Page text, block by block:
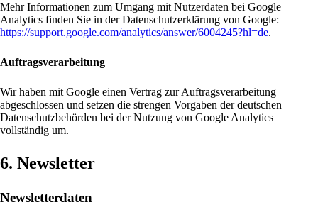
Mehr Informationen zum Umgang mit Nutzerdaten bei Google
Analytics finden Sie in der Datenschutzerklärung von Google:
https://support.google.com/analytics/answer/6004245?hl=de.
Auftragsverarbeitung
Wir haben mit Google einen Vertrag zur Auftragsverarbeitung
abgeschlossen und setzen die strengen Vorgaben der deutschen
Datenschutzbehörden bei der Nutzung von Google Analytics
vollständig um.
6. Newsletter
Newsletter­daten